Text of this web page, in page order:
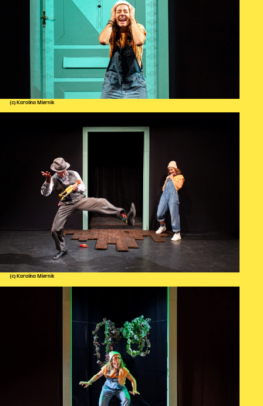
(c) Karolina Miernik
(c) Karolina Miernik